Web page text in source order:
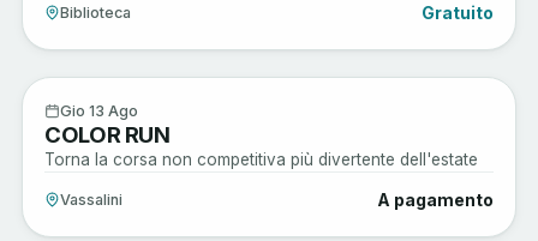
Biblioteca Gratuito
Musica e Spettacoli
Gio 13 Ago
COLOR RUN
Torna la corsa non competitiva più divertente dell'estate
Vassalini A pagamento